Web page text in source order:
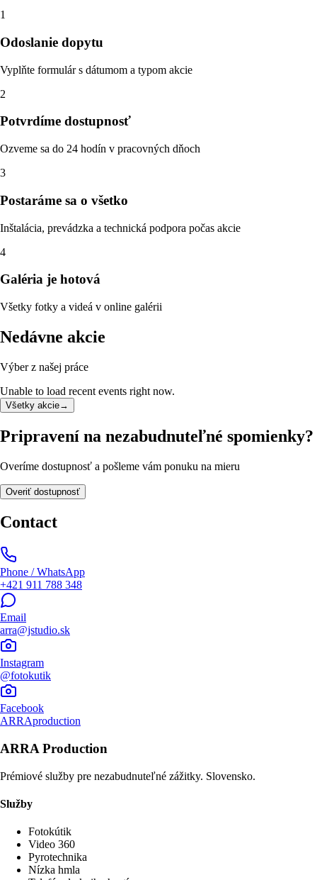
1
Odoslanie dopytu
Vyplňte formulár s dátumom a typom akcie
2
Potvrdíme dostupnosť
Ozveme sa do 24 hodín v pracovných dňoch
3
Postaráme sa o všetko
Inštalácia, prevádzka a technická podpora počas akcie
4
Galéria je hotová
Všetky fotky a videá v online galérii
Nedávne akcie
Výber z našej práce
Unable to load recent events right now.
Všetky akcie→
Pripravení na nezabudnuteľné spomienky?
Overíme dostupnosť a pošleme vám ponuku na mieru
Overiť dostupnosť
Contact
Phone / WhatsApp
+421 911 788 348
Email
arra@jstudio.sk
Instagram
@fotokutik
Facebook
ARRAproduction
ARRA Production
Prémiové služby pre nezabudnuteľné zážitky. Slovensko.
Služby
Fotokútik
Video 360
Pyrotechnika
Nízka hmla